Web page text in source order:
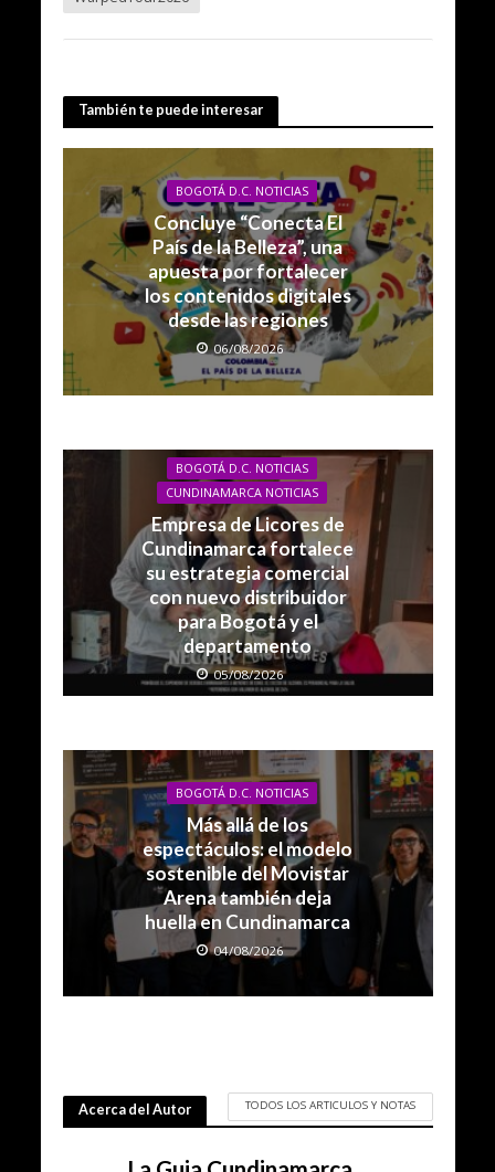
También te puede interesar
BOGOTÁ D.C. NOTICIAS
Concluye “Conecta El
País de la Belleza”, una
apuesta por fortalecer
los contenidos digitales
desde las regiones
06/08/2026
BOGOTÁ D.C. NOTICIAS
CUNDINAMARCA NOTICIAS
Empresa de Licores de
Cundinamarca fortalece
su estrategia comercial
con nuevo distribuidor
para Bogotá y el
departamento
05/08/2026
BOGOTÁ D.C. NOTICIAS
Más allá de los
espectáculos: el modelo
sostenible del Movistar
Arena también deja
huella en Cundinamarca
04/08/2026
Acerca del Autor TODOS LOS ARTICULOS Y NOTAS